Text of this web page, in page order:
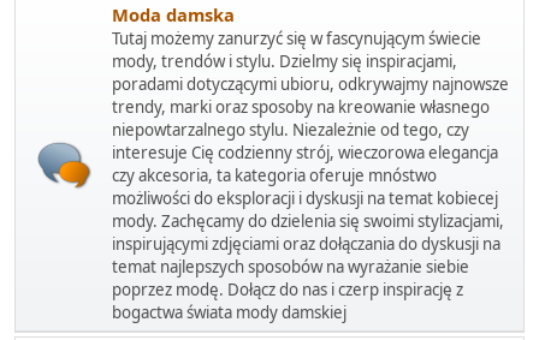
Moda damska
Tutaj możemy zanurzyć się w fascynującym świecie
mody, trendów i stylu. Dzielmy się inspiracjami,
poradami dotyczącymi ubioru, odkrywajmy najnowsze
trendy, marki oraz sposoby na kreowanie własnego
niepowtarzalnego stylu. Niezależnie od tego, czy
interesuje Cię codzienny strój, wieczorowa elegancja
czy akcesoria, ta kategoria oferuje mnóstwo
możliwości do eksploracji i dyskusji na temat kobiecej
mody. Zachęcamy do dzielenia się swoimi stylizacjami,
inspirującymi zdjęciami oraz dołączania do dyskusji na
temat najlepszych sposobów na wyrażanie siebie
poprzez modę. Dołącz do nas i czerp inspirację z
bogactwa świata mody damskiej